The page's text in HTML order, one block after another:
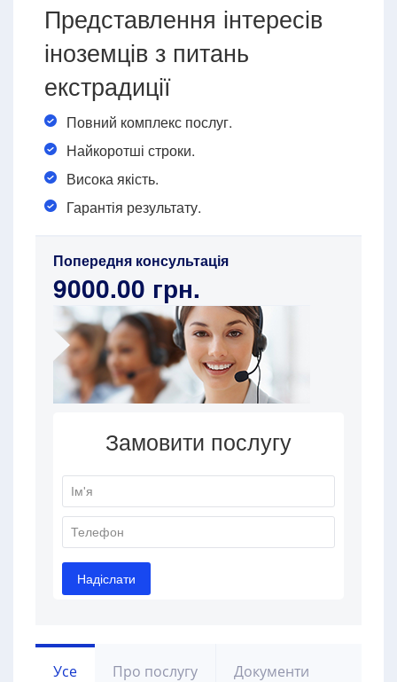
Представлення інтересів
іноземців з питань
екстрадиції
Повний комплекс послуг.
Найкоротші строки.
Висока якість.
Гарантія результату.
Попередня консультація
9000.00 грн.
Усе Про послугу Документи